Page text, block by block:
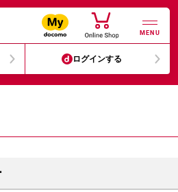
MENU
ログインする